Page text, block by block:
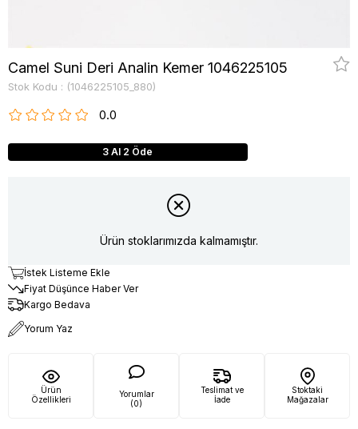
Camel Suni Deri Analin Kemer 1046225105
Stok Kodu (1046225105_880)
0.0
3 Al 2 Öde
Ürün stoklarımızda kalmamıştır.
İstek Listeme Ekle
Fiyat Düşünce Haber Ver
Kargo Bedava
Yorum Yaz
Ürün
Özellikleri
Yorumlar
(0)
Teslimat ve
İade
Stoktaki
Mağazalar